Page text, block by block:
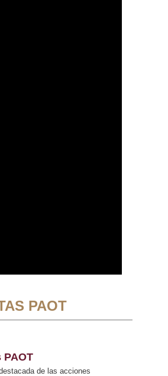
PAOT
PAOT
de las acciones